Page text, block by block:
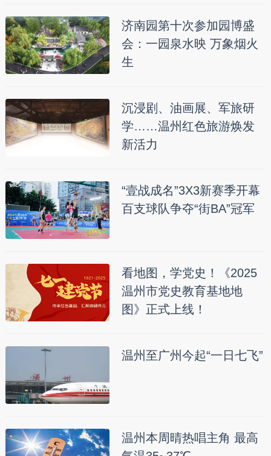
济南园第十次参加园博盛
会：一园泉水映 万象烟火
生
沉浸剧、油画展、军旅研
学……温州红色旅游焕发
新活力
“壹战成名”3X3新赛季开幕
百支球队争夺“街BA”冠军
看地图，学党史！《2025
温州市党史教育基地地
图》正式上线！
温州至广州今起“一日七飞”
温州本周晴热唱主角 最高